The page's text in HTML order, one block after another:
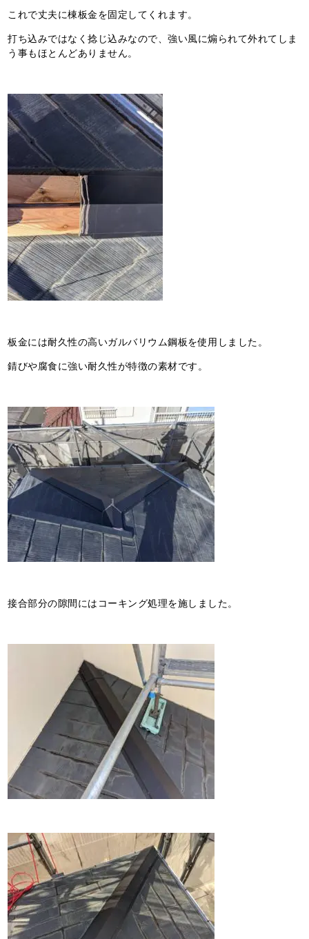
これで丈夫に棟板金を固定してくれます。
打ち込みではなく捻じ込みなので、強い風に煽られて外れてしま
う事もほとんどありません。
板金には耐久性の高いガルバリウム鋼板を使用しました。
錆びや腐食に強い耐久性が特徴の素材です。
接合部分の隙間にはコーキング処理を施しました。